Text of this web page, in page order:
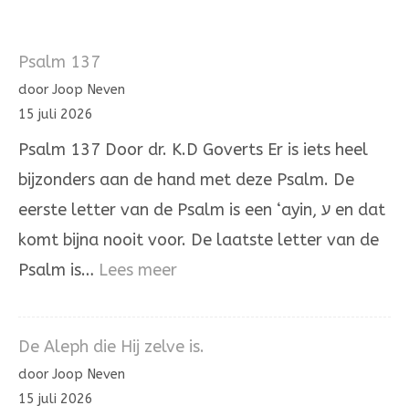
Psalm 137
door Joop Neven
15 juli 2026
Psalm 137 Door dr. K.D Goverts Er is iets heel
bijzonders aan de hand met deze Psalm. De
eerste letter van de Psalm is een ‘ayin, ע en dat
komt bijna nooit voor. De laatste letter van de
Psalm is… Lees meer:
De Aleph die Hij zelve is.
door Joop Neven
15 juli 2026